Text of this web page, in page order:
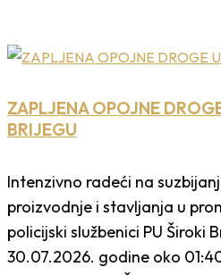
ZAPLJENA OPOJNE
BRIJEGU
Intenzivno radeći na
proizvodnje i stavljanja u
policijski službenici PU Široki
30.07.2026. godine oko